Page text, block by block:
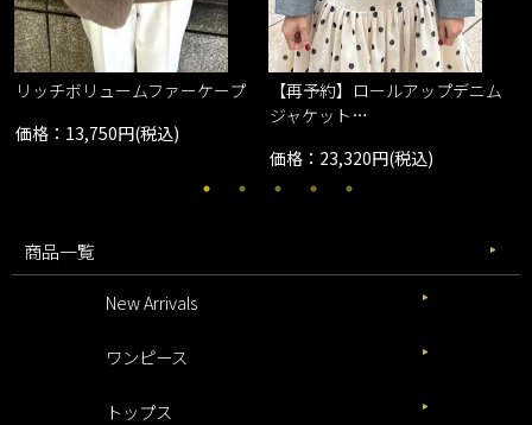
リッチボリュームファーケープ
価格：13,750円(税込)
【再予約】ロールアップデニム
ジャケット…
価格：23,320円(税込)
商品一覧
New Arrivals
ワンピース
トップス